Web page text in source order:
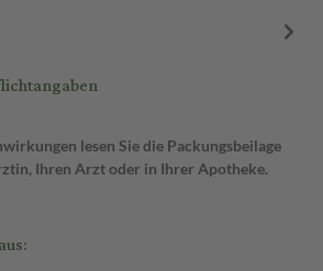
lesen Sie die Packungsbeilage
Ihren Arzt oder in Ihrer Apotheke.